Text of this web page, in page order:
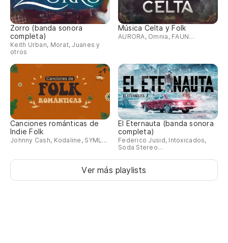
Zorro (banda sonora
completa)
Keith Urban, Morat, Juanes y
otros
Música Celta y Folk
AURORA, Omnia, FAUN...
Canciones románticas de
Indie Folk
Johnny Cash, Kodaline, SYML...
El Eternauta (banda sonora
completa)
Federico Jusid, Intoxicados,
Soda Stereo...
Ver más playlists